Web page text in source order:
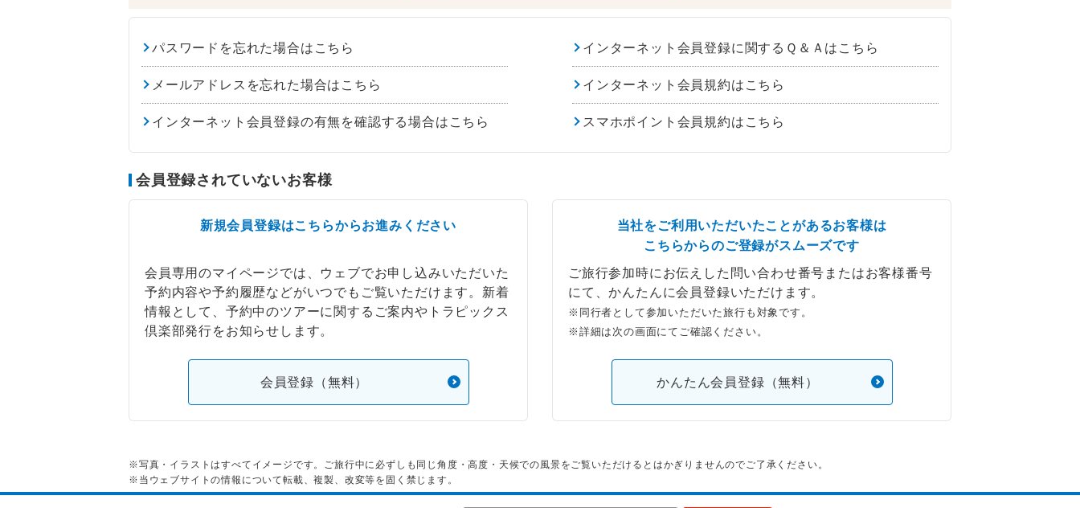
パスワードを忘れた場合はこちら インターネット会員登録に関するＱ＆Ａはこちら
メールアドレスを忘れた場合はこちら インターネット会員規約はこちら
インターネット会員登録の有無を確認する場合はこちら スマホポイント会員規約はこちら
会員登録されていないお客様
新規会員登録はこちらからお進みください
会員専用のマイページでは、ウェブでお申し込みいただいた
予約内容や予約履歴などがいつでもご覧いただけます。新着
情報として、予約中のツアーに関するご案内やトラピックス
倶楽部発行をお知らせします。
会員登録（無料）
当社をご利用いただいたことがあるお客様は
こちらからのご登録がスムーズです
ご旅行参加時にお伝えした問い合わせ番号またはお客様番号
にて、かんたんに会員登録いただけます。
※同行者として参加いただいた旅行も対象です。
※詳細は次の画面にてご確認ください。
かんたん会員登録（無料）
※写真・イラストはすべてイメージです。ご旅行中に必ずしも同じ角度・高度・天候での風景をご覧いただけるとはかぎりませんのでご了承ください。
※当ウェブサイトの情報について転載、複製、改変等を固く禁じます。